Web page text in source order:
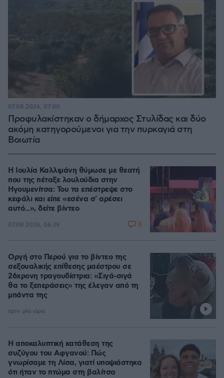
Προφυλακίστηκαν ο δήμαρχος Στυλίδας και δύο
ακόμη κατηγορούμενοι για την πυρκαγιά στη
Βοιωτία
07.08.2026, 07:00
Η Ιουλία Καλλιμάνη θύμωσε με θεατή
που της πέταξε λουλούδια στην
Ηγουμενίτσα: Του τα επέστρεψε στο
κεφάλι και είπε «εσένα σ' αρέσει
αυτό...», δείτε βίντεο
07.08.2026, 06:39 8
Οργή στο Περού για το βίντεο της
σεξουαλικής επίθεσης μαέστρου σε
26χρονη τραγουδίστρια: «Σιγά-σιγά
θα το ξεπεράσεις» της έλεγαν από τη
μπάντα της
πριν μία ώρα
Η αποκαλυπτική κατάθεση της
συζύγου του Αφγανού: Πώς
γνωρίσαμε τη Λίσα, γιατί υποψιάστηκα
ότι ήταν το πτώμα στη βαλίτσα